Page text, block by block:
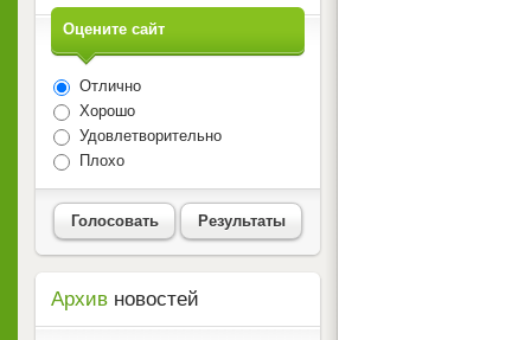
Оцените сайт
Отлично
Хорошо
Удовлетворительно
Плохо
Голосовать Результаты
Архив новостей